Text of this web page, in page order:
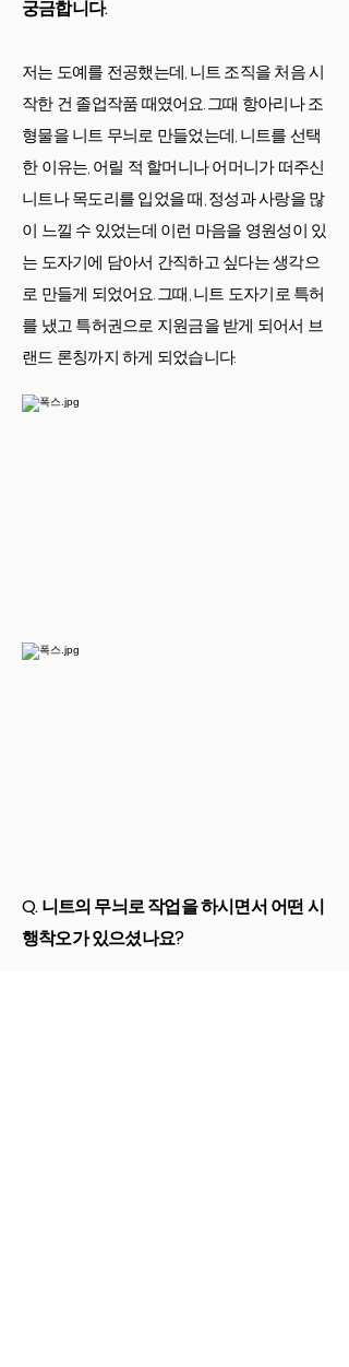
궁금합니다.
저는 도예를 전공했는데, 니트 조직을 처음 시
작한 건 졸업작품 때였어요. 그때 항아리나 조
형물을 니트 무늬로 만들었는데, 니트를 선택
한 이유는, 어릴 적 할머니나 어머니가 떠주신
니트나 목도리를 입었을 때, 정성과 사랑을 많
이 느낄 수 있었는데 이런 마음을 영원성이 있
는 도자기에 담아서 간직하고 싶다는 생각으
로 만들게 되었어요. 그때, 니트 도자기로 특허
를 냈고 특허권으로 지원금을 받게 되어서 브
랜드 론칭까지 하게 되었습니다.
Q. 니트의 무늬로 작업을 하시면서 어떤 시
행착오가 있으셨나요?